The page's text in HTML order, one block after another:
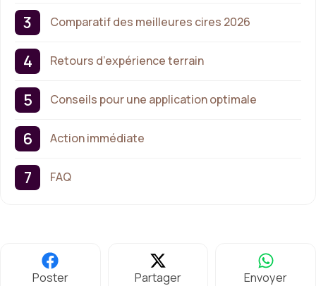
Comparatif des meilleures cires 2026
Retours d’expérience terrain
Conseils pour une application optimale
Action immédiate
FAQ
Poster Partager Envoyer